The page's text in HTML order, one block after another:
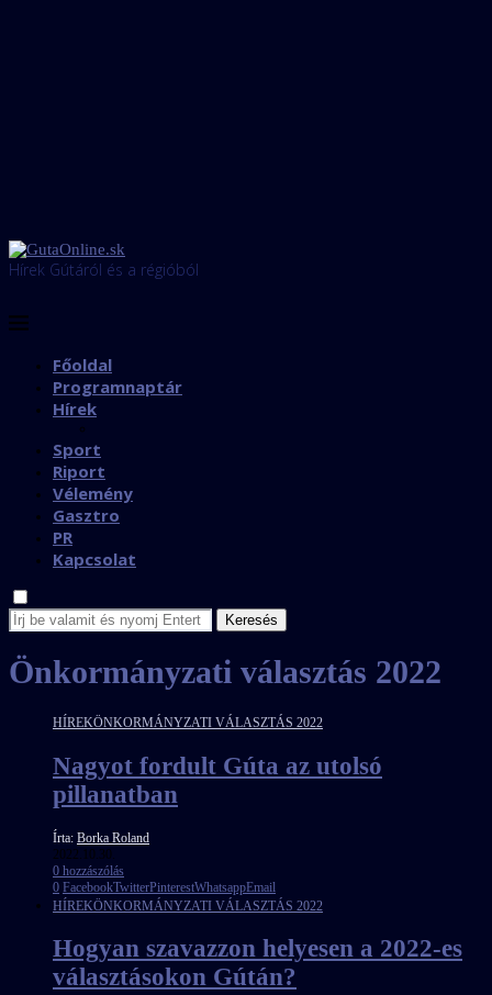
Hírek Gútáról és a régióból
Főoldal
Programnaptár
Hírek
Sport
Riport
Vélemény
Gasztro
PR
Kapcsolat
Keresés
Önkormányzati választás 2022
HÍREKÖNKORMÁNYZATI VÁLASZTÁS 2022
Nagyot fordult Gúta az utolsó
pillanatban
Írta: Borka Roland
2022.10.30.
0 hozzászólás
0 FacebookTwitterPinterestWhatsappEmail
HÍREKÖNKORMÁNYZATI VÁLASZTÁS 2022
Hogyan szavazzon helyesen a 2022-es
választásokon Gútán?